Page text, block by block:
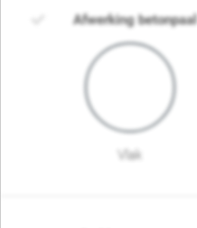
Afwerking betonpaal
Vlak